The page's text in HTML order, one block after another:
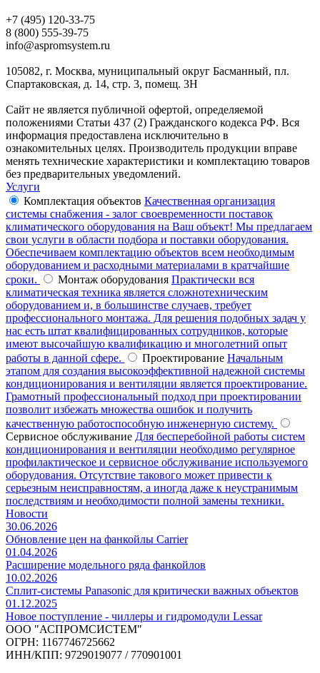
+7 (495) 120-33-75
8 (800) 555-39-75
info@aspromsystem.ru
105082, г. Москва, муниципальный округ Басманный, пл.
Спартаковская, д. 14, стр. 3, помещ. 3Н
Сайт не является публичной офертой, определяемой
положениями Статьи 437 (2) Гражданского кодекса РФ. Вся
информация предоставлена исключительно в
ознакомительных целях. Производитель продукции вправе
менять технические характеристики и комплектацию товаров
без предварительных уведомлений.
Услуги
Комплектация объектов Качественная организация
системы снабжения - залог своевременности поставок
климатического оборудования на Ваш объект! Мы предлагаем
свои услуги в области подбора и поставки оборудования.
Обеспечиваем комплектацию объектов всем необходимым
оборудованием и расходными материалами в кратчайшие
сроки.
Монтаж оборудования Практически вся
климатическая техника является сложнотехническим
оборудованием и, в большинстве случаев, требует
профессионального монтажа. Для решения подобных задач у
нас есть штат квалифицированных сотрудников, которые
имеют высочайшую квалификацию и многолетний опыт
работы в данной сфере.
Проектирование Начальным
этапом для создания высокоэффективной надежной системы
кондиционирования и вентиляции является проектирование.
Грамотный профессиональный подход при проектировании
позволит избежать множества ошибок и получить
качественную работоспособную инженерную систему.
Сервисное обслуживание Для бесперебойной работы систем
кондиционирования и вентиляции необходимо регулярное
профилактическое и сервисное обслуживание используемого
оборудования. Отсутствие такового может привести к
серьезным неисправностям, а иногда даже к неустранимым
последствиям и необходимости полной замены техники.
Новости
30.06.2026
Обновление цен на фанкойлы Carrier
01.04.2026
Расширение модельного ряда фанкойлов
10.02.2026
Сплит-системы Panasonic для критически важных объектов
01.12.2025
Новое поступление - чиллеры и гидромодули Lessar
ООО "АСПРОМСИСТЕМ"
ОГРН: 1167746725662
ИНН/КПП: 9729019077 / 770901001